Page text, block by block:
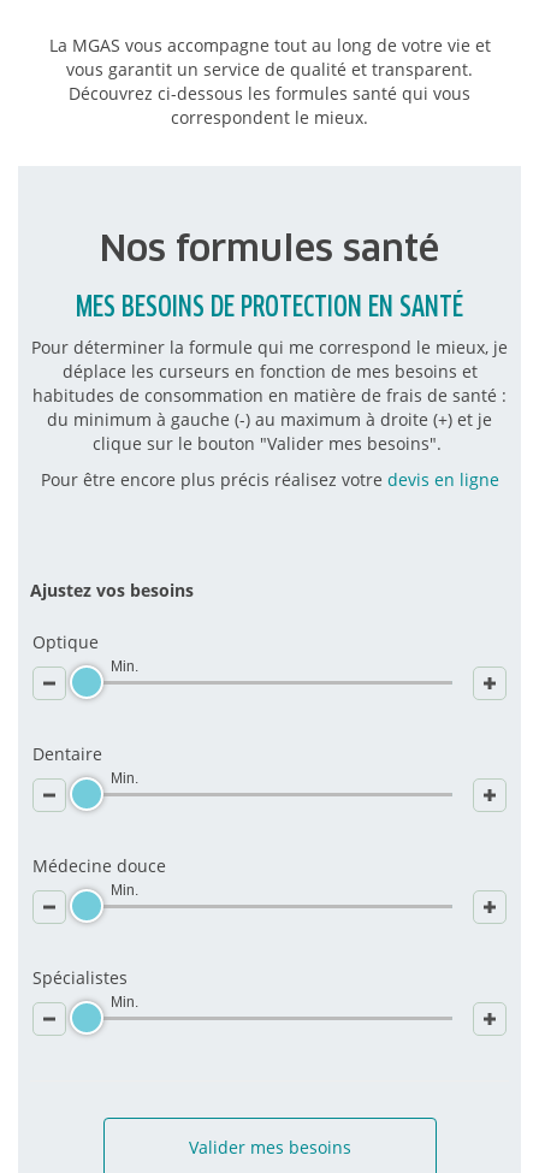
La MGAS vous accompagne tout au long de votre vie et
vous garantit un service de qualité et transparent.
Découvrez ci-dessous les formules santé qui vous
correspondent le mieux.
Nos formules santé
MES BESOINS DE PROTECTION EN SANTÉ
Pour déterminer la formule qui me correspond le mieux, je
déplace les curseurs en fonction de mes besoins et
habitudes de consommation en matière de frais de santé :
du minimum à gauche (-) au maximum à droite (+) et je
clique sur le bouton "Valider mes besoins".
Pour être encore plus précis réalisez votre devis en ligne
Ajustez vos besoins
Optique
Min.
Dentaire
Min.
Médecine douce
Min.
Spécialistes
Min.
Valider mes besoins